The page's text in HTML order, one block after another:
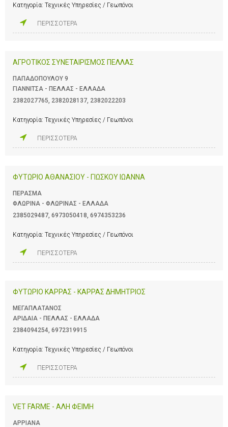
Κατηγορία: Τεχνικές Υπηρεσίες / Γεωπόνοι
ΠΕΡΙΣΣΟΤΕΡΑ
ΑΓΡΟΤΙΚΟΣ ΣΥΝΕΤΑΙΡΙΣΜΟΣ ΠΕΛΛΑΣ
ΠΑΠΑΔΟΠΟΥΛΟΥ 9
ΓΙΑΝΝΙΤΣΑ - ΠΕΛΛΑΣ - ΕΛΛΑΔΑ
2382027765, 2382028137, 2382022203
Κατηγορία: Τεχνικές Υπηρεσίες / Γεωπόνοι
ΠΕΡΙΣΣΟΤΕΡΑ
ΦΥΤΩΡΙΟ ΑΘΑΝΑΣΙΟΥ - ΓΙΩΣΚΟΥ ΙΩΑΝΝΑ
ΠΕΡΑΣΜΑ
ΦΛΩΡΙΝΑ - ΦΛΩΡΙΝΑΣ - ΕΛΛΑΔΑ
2385029487 6973050418 6974353236
Κατηγορία: Τεχνικές Υπηρεσίες / Γεωπόνοι
ΠΕΡΙΣΣΟΤΕΡΑ
ΦΥΤΩΡΙΟ ΚΑΡΡΑΣ - ΚΑΡΡΑΣ ΔΗΜΗΤΡΙΟΣ
ΜΕΓΑΠΛΑΤΑΝΟΣ
ΑΡΙΔΑΙΑ - ΠΕΛΛΑΣ - ΕΛΛΑΔΑ
2384094254 6972319915
Κατηγορία: Τεχνικές Υπηρεσίες / Γεωπόνοι
ΠΕΡΙΣΣΟΤΕΡΑ
VET FARME - ΑΛΗ ΦΕΙΜΗ
ΑΡΡΙΑΝΑ